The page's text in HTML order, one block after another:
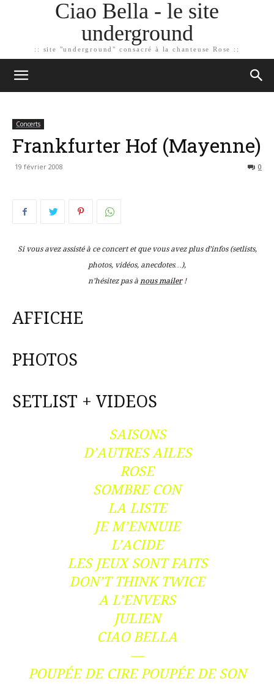
Ciao Bella - le site
underground
:: site "underground" consacré à la chanteuse Rose ::
Concerts
Frankfurter Hof (Mayenne)
19 février 2008 0
Si vous avez assisté à ce concert et que vous avez plus d’infos (setlists,
photos, vidéos, anecdotes…),
n’hésitez pas à nous mailer!
AFFICHE
PHOTOS
SETLIST + VIDEOS
SAISONS
D’AUTRES AILES
ROSE
SOMBRE CON
LA LISTE
JE M’ENNUIE
L’ACIDE
LES JEUX SONT FAITS
DON’T THINK TWICE
A L’ENVERS
JULIEN
CIAO BELLA
—
POUPÉE DE CIRE POUPÉE DE SON